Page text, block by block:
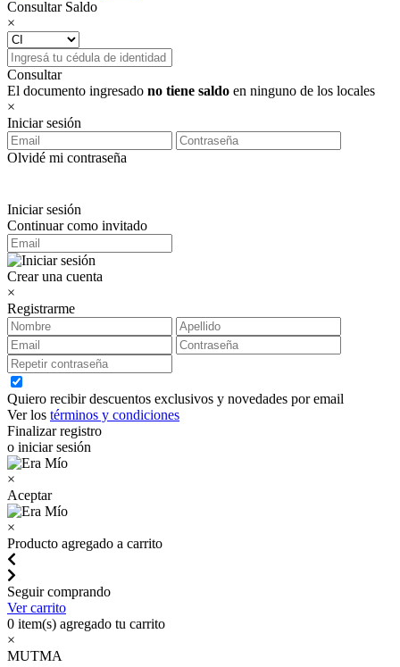
Consultar Saldo
×
Consultar
El documento ingresado no tiene saldo en ninguno de los locales
×
Iniciar sesión
Olvidé mi contraseña
Iniciar sesión
Continuar como invitado
Crear una cuenta
×
Registrarme
Quiero recibir descuentos exclusivos y novedades por email
Ver los términos y condiciones
Finalizar registro
o iniciar sesión
×
Aceptar
×
Producto agregado a carrito
Seguir comprando
Ver carrito
0 item(s) agregado tu carrito
×
MUTMA